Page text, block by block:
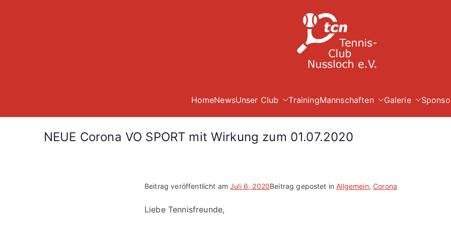
HomeNewsUnser Club TrainingMannschaften Galerie
NEUE Corona VO SPORT mit Wirkung zum 01.07.2020
Beitrag veröffentlicht amJuli 6, 2020Beitrag gepostet inAllgemein, Corona
Liebe Tennisfreunde,